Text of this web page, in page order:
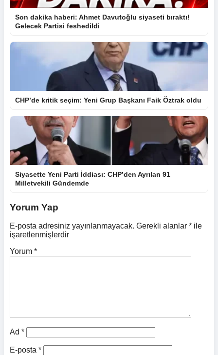
Son dakika haberi: Ahmet Davutoğlu siyaseti bıraktı!
Gelecek Partisi feshedildi
CHP’de kritik seçim: Yeni Grup Başkanı Faik Öztrak oldu
Siyasette Yeni Parti İddiası: CHP’den Ayrılan 91
Milletvekili Gündemde
Yorum Yap
E-posta adresiniz yayınlanmayacak. Gerekli alanlar * ile
işaretlenmişlerdir
Yorum *
Ad *
E-posta *